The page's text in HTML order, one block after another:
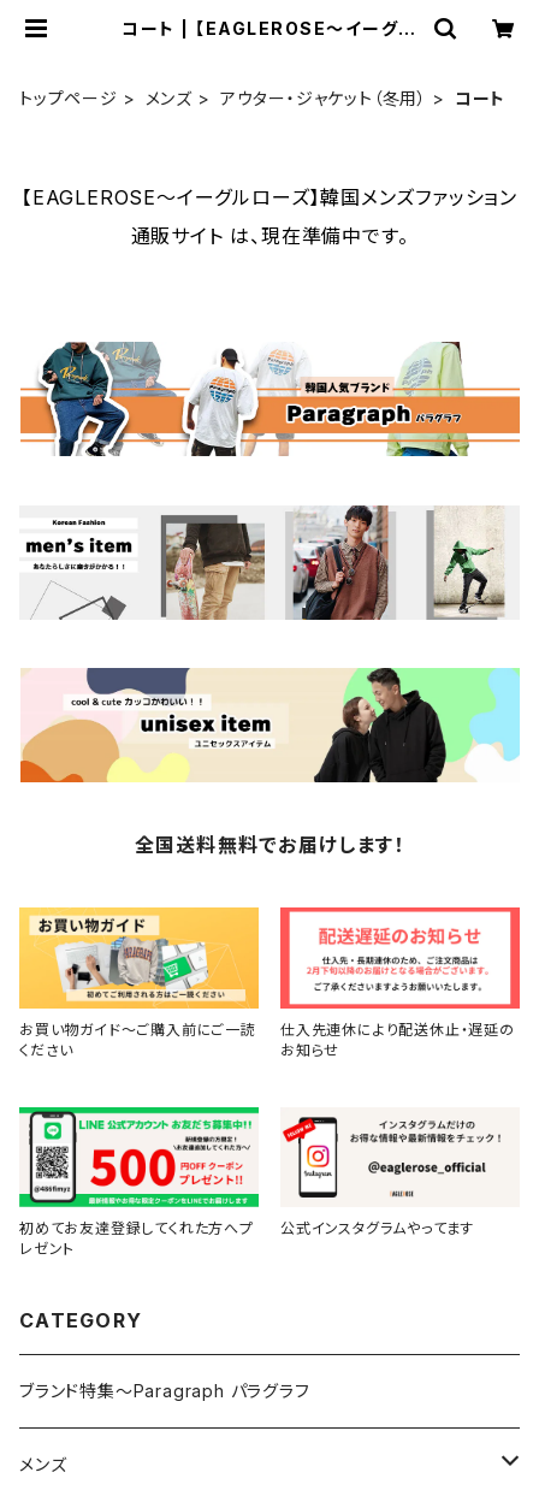
コート | 【EAGLEROSE～イーグル
トップページ
メンズ アウター・ジャケット（冬用） コート
【EAGLEROSE～イーグルローズ】韓国メンズファッション
通販サイト は、現在準備中です。
全国送料無料でお届けします！
お買い物ガイド～ご購入前にご一読
ください
仕入先連休により配送休止・遅延の
お知らせ
初めてお友達登録してくれた方へプ
レゼント
公式インスタグラムやってます
CATEGORY
ブランド特集～Paragraph パラグラフ
メンズ